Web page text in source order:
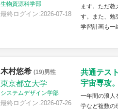
生物資源科学部
最終ログイン:2026-07-18
ます。ただ教
す。また、勉
学習計画も一
木村悠希 (19)男性
東京都立大学
システムデザイン学部
最終ログイン:2026-07-26
共通テス
宇宙専攻
一年間の浪人
学など複数の